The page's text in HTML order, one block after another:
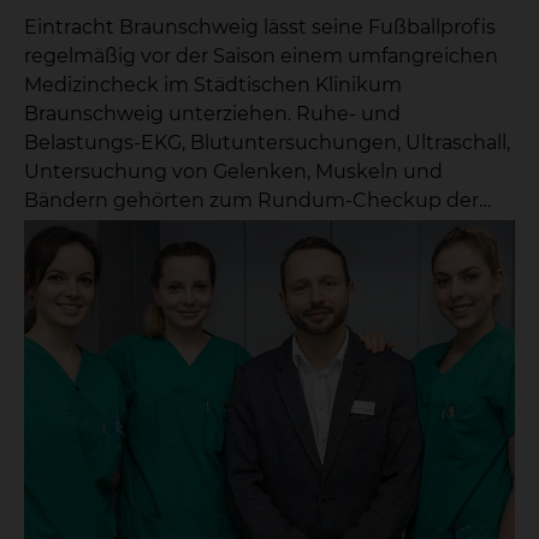
verantwortliche Mannschaftsarzt Florian Brand,
aus der Klinik für Unfallchirurgie und Orthopädie.
Er betreut die Profis von Eintracht
sportmedizinisch bereits seit 2018. „Die Mann-
schaftsbetreuung findet nicht nur auf der Bank,
sondern auch individuell vor und nach jedem Spiel
sowie unter der Woche statt. Dieser intensive
Kontakt mit den Spielern ist von medizinischem
Vorteil. Bei den Untersuchungen sollen eventuelle
Erkrankungen rechtzeitig erkannt und
Gesundheitsrisiken beim Leistungssport
ausgeschlossen werden", sagt er. Mindestens 38
Spiele stehen für die Profikicker in der Saison
an. „Auf dem Platz ist gerade der Wechsel
zwischen ruhigen Spielphasen und plötzlichen
Belastungs-spitzen im Rahmen der Sprints
Eintracht Braunschweig lässt seine Fußballprofis
regelmäßig vor der Saison einem umfangreichen
Medizincheck im Städtischen Klinikum
Braunschweig unterziehen. Ruhe- und
Belastungs-EKG, Blutuntersuchungen, Ultraschall,
Untersuchung von Gelenken, Muskeln und
Bändern gehörten zum Rundum-Checkup der
Mindestens 34 Pflichtspiele absolvieren die
Profikicker des Fußball-Zweitligisten Eintracht
Braunschweig pro Saison – eine gute körperliche
Leistungsfähigkeit ist dafür eine
Grundvoraussetzung. Einmal pro Jahr unterziehen
sich die Spieler deshalb einer umfassenden
sportmedizinischen Untersuchung, die zu einem
großen Teil von Spezialisten des Klinikums
Medizincheck besteht aus mehreren Abschnitten.